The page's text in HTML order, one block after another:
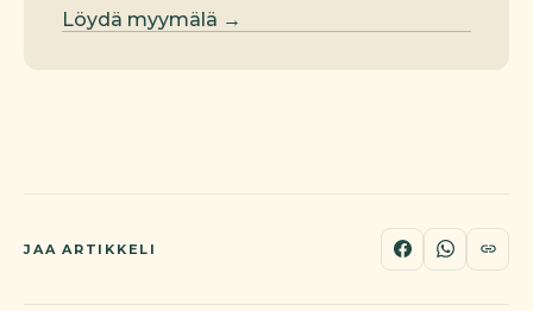
Löydä myymälä →
JAA ARTIKKELI